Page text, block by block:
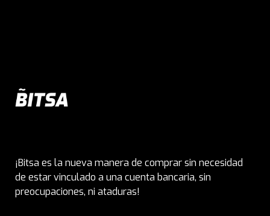
¡Bitsa es la nueva manera de comprar sin necesidad
de estar vinculado a una cuenta bancaria, sin
preocupaciones, ni ataduras!